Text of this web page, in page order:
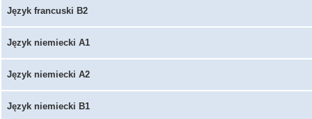
Język francuski B2
Język niemiecki A1
Język niemiecki A2
Język niemiecki B1